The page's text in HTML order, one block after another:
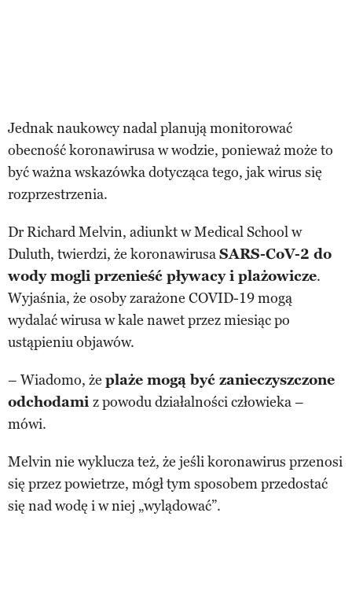
Jednak naukowcy nadal planują monitorować
obecność koronawirusa w wodzie, ponieważ może to
być ważna wskazówka dotycząca tego, jak wirus się
rozprzestrzenia.
Dr Richard Melvin, adiunkt w Medical School w
Duluth, twierdzi, że koronawirusaSARS-CoV-2 do
wody mogli przenieść pływacy i plażowicze.
Wyjaśnia, że osoby zarażone COVID-19 mogą
wydalać wirusa w kale nawet przez miesiąc po
ustąpieniu objawów.
– Wiadomo, że plaże mogą być zanieczyszczone
odchodami z powodu działalności człowieka –
mówi.
Melvin nie wyklucza też, że jeśli koronawirus przenosi
się przez powietrze, mógł tym sposobem przedostać
się nad wodę i w niej „wylądować”.